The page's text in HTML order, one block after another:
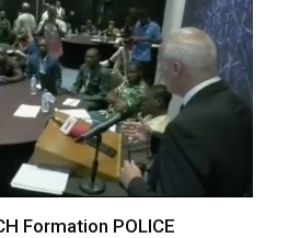
Formation POLICE